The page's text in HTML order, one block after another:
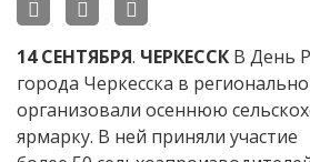
14 СЕНТЯБРЯ. ЧЕРКЕССК В День
города Черкесска в
организовали осеннюю
ярмарку. В ней приняли участие